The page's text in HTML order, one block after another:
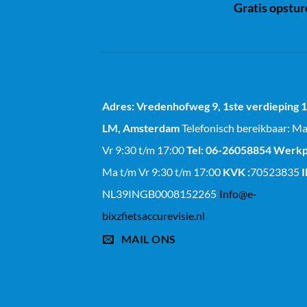
Gratis
Adres: Vredenhofweg 9, 1ste verdieping
LM, AmsterdamTelefonisch bereikbaar:
Vr 9:30 t/m 17:00Tel: 06-26058854
Ma t/m Vr 9:30 t/m 17:00 KVK :70523835
NL39INGB0008152265 Info@e-
bixzfietsaccurevisie.nl
MAIL ONS